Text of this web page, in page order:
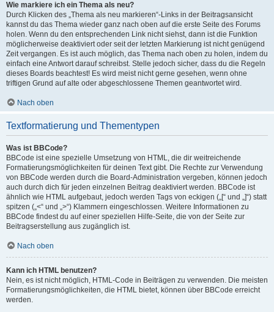
Wie markiere ich ein Thema als neu?
Durch Klicken des „Thema als neu markieren“-Links in der Beitragsansicht
kannst du das Thema wieder ganz nach oben auf die erste Seite des Forums
holen. Wenn du den entsprechenden Link nicht siehst, dann ist die Funktion
möglicherweise deaktiviert oder seit der letzten Markierung ist nicht genügend
Zeit vergangen. Es ist auch möglich, das Thema nach oben zu holen, indem du
einfach eine Antwort darauf schreibst. Stelle jedoch sicher, dass du die Regeln
dieses Boards beachtest! Es wird meist nicht gerne gesehen, wenn ohne
triftigen Grund auf alte oder abgeschlossene Themen geantwortet wird.
Nach oben
Textformatierung und Thementypen
Was ist BBCode?
BBCode ist eine spezielle Umsetzung von HTML, die dir weitreichende
Formatierungsmöglichkeiten für deinen Text gibt. Die Rechte zur Verwendung
von BBCode werden durch die Board-Administration vergeben, können jedoch
auch durch dich für jeden einzelnen Beitrag deaktiviert werden. BBCode ist
ähnlich wie HTML aufgebaut, jedoch werden Tags von eckigen („[“ und „]“) statt
spitzen („<“ und „>“) Klammern eingeschlossen. Weitere Informationen zu
BBCode findest du auf einer speziellen Hilfe-Seite, die von der Seite zur
Beitragserstellung aus zugänglich ist.
Nach oben
Kann ich HTML benutzen?
Nein, es ist nicht möglich, HTML-Code in Beiträgen zu verwenden. Die meisten
Formatierungsmöglichkeiten, die HTML bietet, können über BBCode erreicht
werden.